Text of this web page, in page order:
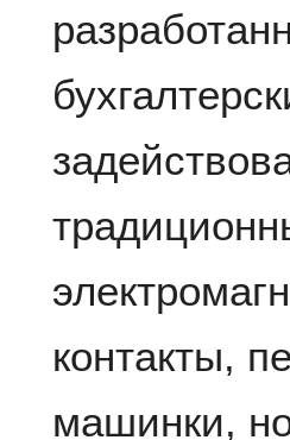
контакты,
машинки,